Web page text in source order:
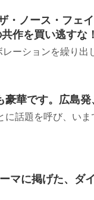
・ノース・フェ
作を買い逃すな！
ーションを繰り出
華です。広島発
に話題を呼び、いま
マに掲げた、ダ